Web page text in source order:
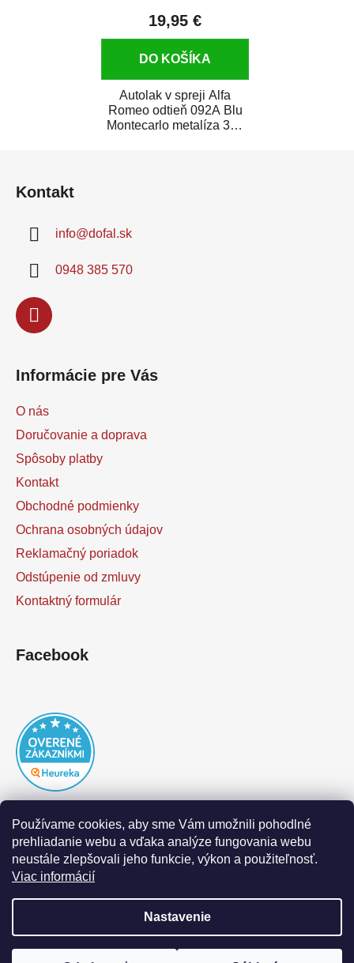
Používame cookies, aby sme Vám umožnili pohodlné
prehliadanie webu a vďaka analýze fungovania webu
neustále zlepšovali jeho funkcie, výkon a použiteľnosť.
Viac informácií
Nastavenie
19,95 €
DO KOŠÍKA
Autolak v spreji Alfa
Romeo odtieň 092A Blu
Montecarlo metalíza 375
Kontakt
info@dofal.sk
0948 385 570
Informácie pre Vás
O nás
Doručovanie a doprava
Spôsoby platby
Kontakt
Obchodné podmienky
Ochrana osobných údajov
Reklamačný poriadok
Odstúpenie od zmluvy
Kontaktný formulár
Facebook
|Realizoval Appgrade